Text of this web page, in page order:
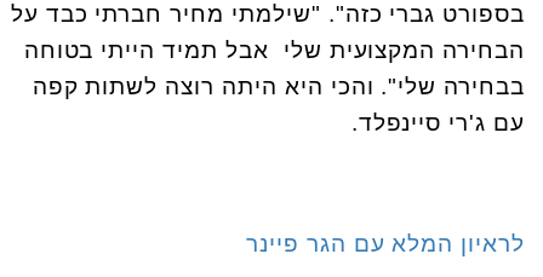
בספורט גברי כזה". "שילמתי מחיר חברתי כבד על
הבחירה המקצועית שלי אבל תמיד הייתי בטוחה
בבחירה שלי". והכי היא היתה רוצה לשתות קפה
עם ג'רי סיינפלד.
לראיון המלא עם הגר פיינר